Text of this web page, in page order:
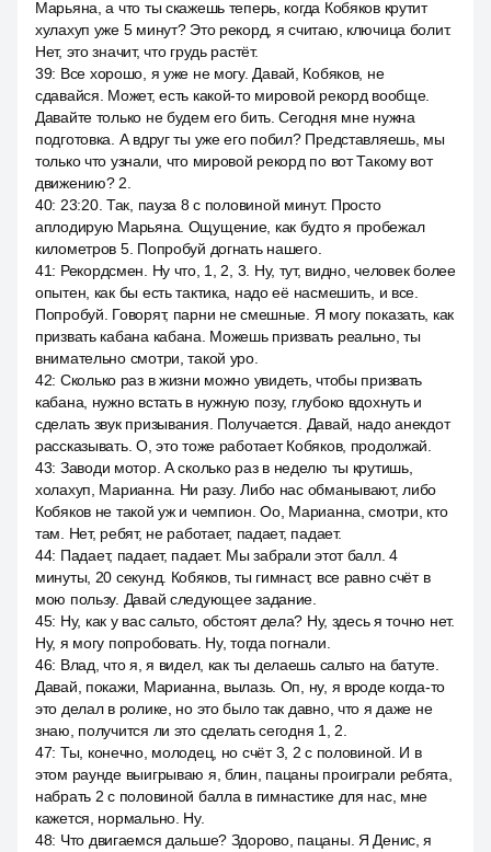
Марьяна, а что ты скажешь теперь, когда Кобяков крутит
хулахуп уже 5 минут? Это рекорд, я считаю, ключица болит.
Нет, это значит, что грудь растёт.
39: Все хорошо, я уже не могу. Давай, Кобяков, не
сдавайся. Может, есть какой-то мировой рекорд вообще.
Давайте только не будем его бить. Сегодня мне нужна
подготовка. А вдруг ты уже его побил? Представляешь, мы
только что узнали, что мировой рекорд по вот Такому вот
движению? 2.
40: 23:20. Так, пауза 8 с половиной минут. Просто
аплодирую Марьяна. Ощущение, как будто я пробежал
километров 5. Попробуй догнать нашего.
41: Рекордсмен. Ну что, 1, 2, 3. Ну, тут, видно, человек более
опытен, как бы есть тактика, надо её насмешить, и все.
Попробуй. Говорят, парни не смешные. Я могу показать, как
призвать кабана кабана. Можешь призвать реально, ты
внимательно смотри, такой уро.
42: Сколько раз в жизни можно увидеть, чтобы призвать
кабана, нужно встать в нужную позу, глубоко вдохнуть и
сделать звук призывания. Получается. Давай, надо анекдот
рассказывать. О, это тоже работает Кобяков, продолжай.
43: Заводи мотор. А сколько раз в неделю ты крутишь,
холахуп, Марианна. Ни разу. Либо нас обманывают, либо
Кобяков не такой уж и чемпион. Оо, Марианна, смотри, кто
там. Нет, ребят, не работает, падает, падает.
44: Падает, падает, падает. Мы забрали этот балл. 4
минуты, 20 секунд. Кобяков, ты гимнаст, все равно счёт в
мою пользу. Давай следующее задание.
45: Ну, как у вас сальто, обстоят дела? Ну, здесь я точно нет.
Ну, я могу попробовать. Ну, тогда погнали.
46: Влад, что я, я видел, как ты делаешь сальто на батуте.
Давай, покажи, Марианна, вылазь. Оп, ну, я вроде когда-то
это делал в ролике, но это было так давно, что я даже не
знаю, получится ли это сделать сегодня 1, 2.
47: Ты, конечно, молодец, но счёт 3, 2 с половиной. И в
этом раунде выигрываю я, блин, пацаны проиграли ребята,
набрать 2 с половиной балла в гимнастике для нас, мне
кажется, нормально. Ну.
48: Что двигаемся дальше? Здорово, пацаны. Я Денис, я